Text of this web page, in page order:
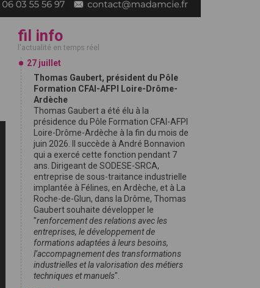
fil info
l'actualité en temps réel
27 juillet
Thomas Gaubert, président du Pôle
Formation CFAI-AFPI Loire-Drôme-
Ardèche
Thomas Gaubert a été élu à la
présidence du Pôle Formation CFAI-AFPI
Loire-Drôme-Ardèche à la fin du mois de
juin 2026. Il succède à André Bonnavion
qui a exercé cette fonction pendant 7
ans. Dirigeant de SODESE-SRCA,
entreprise de sous-traitance industrielle
implantée à Félines, en Ardèche, et à La
Roche-de-Glun, dans la Drôme, Thomas
Gaubert souhaite développer le
"renforcement des relations avec les
entreprises, le développement de
formations adaptées à leurs besoins,
l’accompagnement des transformations
industrielles et la valorisation des métiers
techniques et manuels".